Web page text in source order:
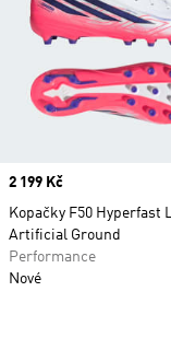
Price
2 199 Kč
Kopačky F50 Hyperfast
Artificial Ground
Performance
Nové